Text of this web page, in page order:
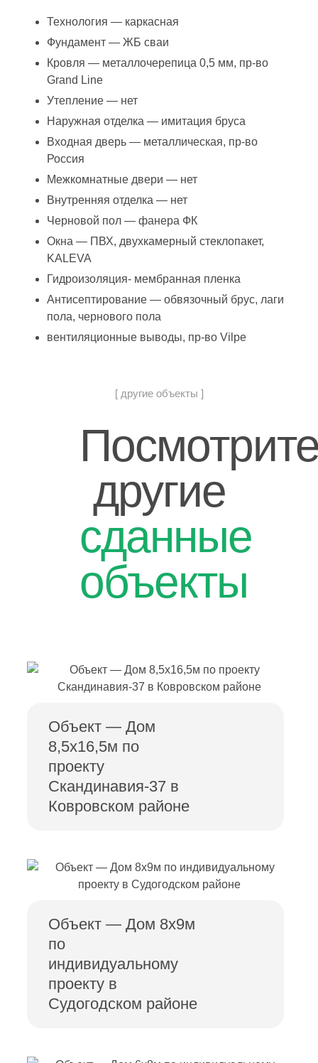
Технология — каркасная
Фундамент — ЖБ сваи
Кровля — металлочерепица 0,5 мм, пр-во
Grand Line
Утепление — нет
Наружная отделка — имитация бруса
Входная дверь — металлическая, пр-во
Россия
Межкомнатные двери — нет
Внутренняя отделка — нет
Черновой пол — фанера ФК
Окна — ПВХ, двухкамерный стеклопакет,
KALEVA
Гидроизоляция- мембранная пленка
Антисептирование — обвязочный брус, лаги
пола, чернового пола
вентиляционные выводы, пр-во Vilpe
[ другие объекты ]
другие
сданные
объекты
Объект — Дом
8,5х16,5м по
проекту
Скандинавия-37 в
Ковровском районе
Объект — Дом 8х9м
по
индивидуальному
проекту в
Судогодском районе